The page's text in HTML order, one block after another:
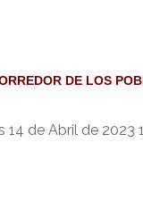
DE LOS
14 de Abril de 2023